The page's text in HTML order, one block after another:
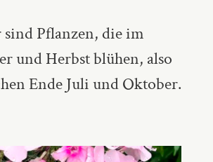
sind Pflanzen, die im
und Herbst blühen, also
Ende Juli und Oktober.